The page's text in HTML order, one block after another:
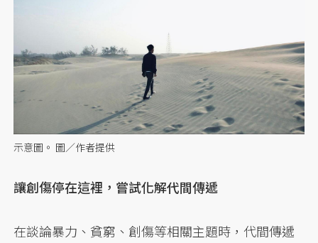
示意圖。 圖／作者提供
讓創傷停在這裡，嘗試化解代間傳遞
在談論暴力、貧窮、創傷等相關主題時，代間傳遞